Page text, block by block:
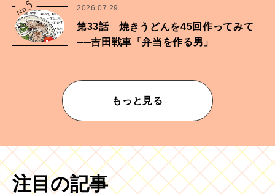
No.5 2026.07.29
第33話 焼きうどんを45回作ってみて
──吉田戦車「弁当を作る男」
もっと見る
注目の記事